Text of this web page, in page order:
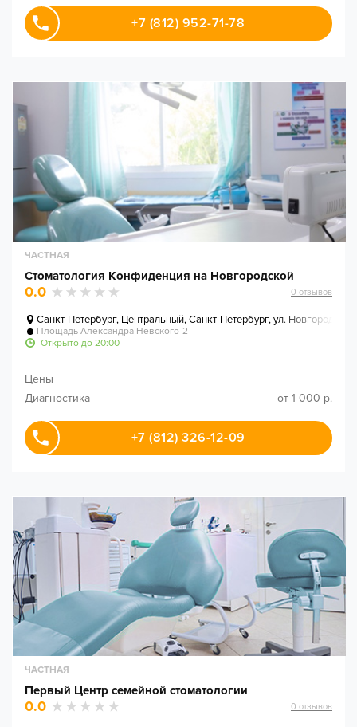
+7 (812) 952-71-78
ЧАСТНАЯ
Стоматология Конфиденция на Новгородской
0.0 0 отзывов
Санкт-Петербург, Центральный, Санкт-Петербург, ул.
Площадь Александра Невского-2
Открыто до 20:00
Цены
Диагностика
от 1 000 р.
+7 (812) 326-12-09
ЧАСТНАЯ
Первый Центр семейной стоматологии
0.0 0 отзывов